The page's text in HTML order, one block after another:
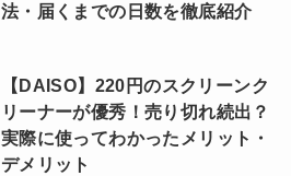
法・届くまでの日数を徹底紹介
【DAISO】220円のスクリーンク
リーナーが優秀！売り切れ続出？
実際に使ってわかったメリット・
デメリット